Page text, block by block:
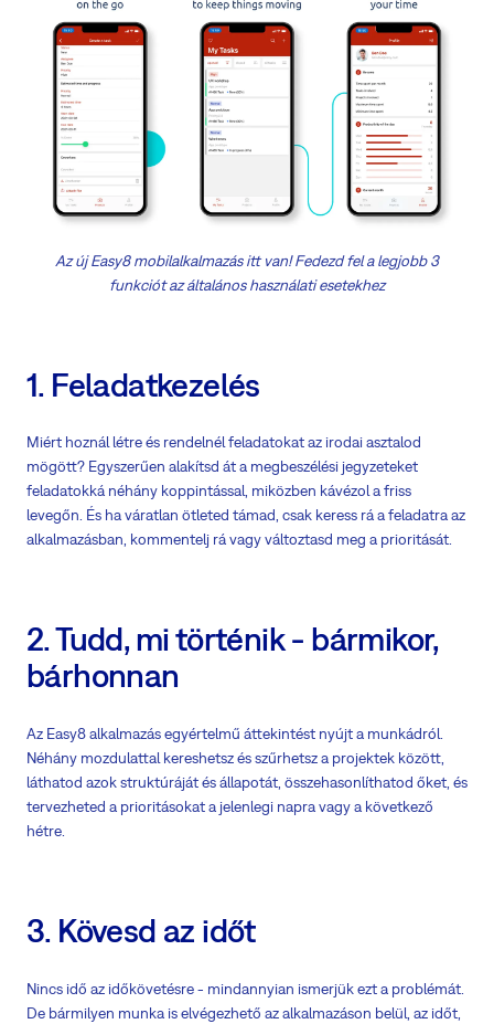
Az új Easy8 mobilalkalmazás itt van! Fedezd fel a legjobb 3
funkciót az általános használati esetekhez
1. Feladatkezelés
Miért hoznál létre és rendelnél feladatokat az irodai asztalod
mögött? Egyszerűen alakítsd át a megbeszélési jegyzeteket
feladatokká néhány koppintással, miközben kávézol a friss
levegőn. És ha váratlan ötleted támad, csak keress rá a feladatra az
alkalmazásban, kommentelj rá vagy változtasd meg a prioritását.
2. Tudd, mi történik - bármikor,
bárhonnan
Az Easy8 alkalmazás egyértelmű áttekintést nyújt a munkádról.
Néhány mozdulattal kereshetsz és szűrhetsz a projektek között,
láthatod azok struktúráját és állapotát, összehasonlíthatod őket, és
tervezheted a prioritásokat a jelenlegi napra vagy a következő
hétre.
3. Kövesd az időt
Nincs idő az időkövetésre - mindannyian ismerjük ezt a problémát.
De bármilyen munka is elvégezhető az alkalmazáson belül, az időt,